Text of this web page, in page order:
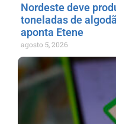
Nordeste deve
toneladas de
aponta Etene
agosto 5, 2026